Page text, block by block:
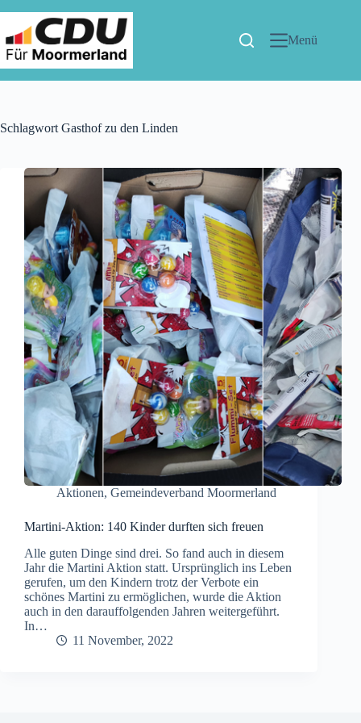
Menü
Schlagwort Gasthof zu den Linden
Aktionen, Gemeindeverband Moormerland
Martini-Aktion: 140 Kinder durften sich freuen
Alle guten Dinge sind drei. So fand auch in diesem
Jahr die Martini Aktion statt. Ursprünglich ins Leben
gerufen, um den Kindern trotz der Verbote ein
schönes Martini zu ermöglichen, wurde die Aktion
auch in den darauffolgenden Jahren weitergeführt.
In…
11 November, 2022